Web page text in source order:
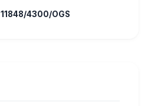
11848/4300/OGS